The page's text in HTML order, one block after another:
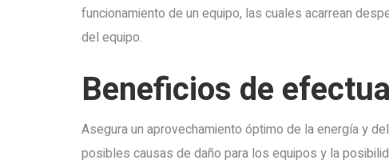
funcionamiento de un equipo, las cuales acarrean
del equipo.
Beneficios de
Asegura un aprovechamiento óptimo de la energía y
posibles causas de daño para los equipos y la